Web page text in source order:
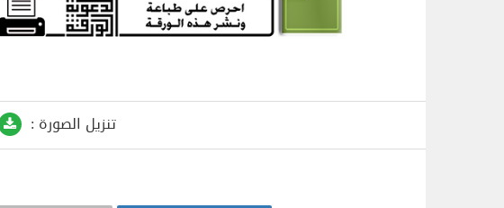
تنزيل الصورة :